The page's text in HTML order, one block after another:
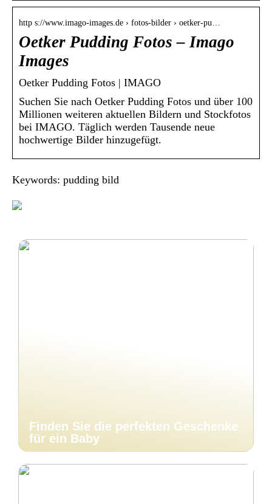
http s://www.imago-images.de › fotos-bilder › oetker-pu…
Oetker Pudding Fotos – Imago
Images
Oetker Pudding Fotos | IMAGO
Suchen Sie nach Oetker Pudding Fotos und über 100
Millionen weiteren aktuellen Bildern und Stockfotos
bei IMAGO. Täglich werden Tausende neue
hochwertige Bilder hinzugefügt.
Keywords: pudding bild
Finden Sie die perfekten Geschenke
für ein Baby